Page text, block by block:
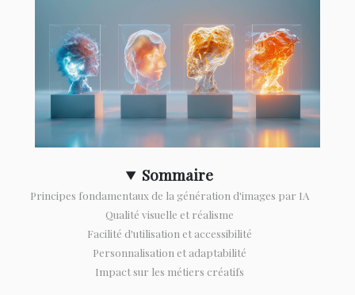
Sommaire
Principes fondamentaux de la génération d'images par IA
Qualité visuelle et réalisme
Facilité d'utilisation et accessibilité
Personnalisation et adaptabilité
Impact sur les métiers créatifs